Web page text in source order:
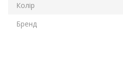
Колір
Бренд